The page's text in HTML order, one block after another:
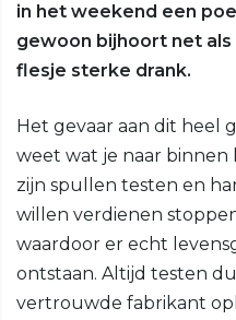
in het weekend een
gewoon bijhoort net
flesje sterke drank.
Het gevaar aan dit heel
weet wat je naar binnen
zijn spullen testen en
willen verdienen
waardoor er echt
ontstaan. Altijd testen
vertrouwde fabrikant